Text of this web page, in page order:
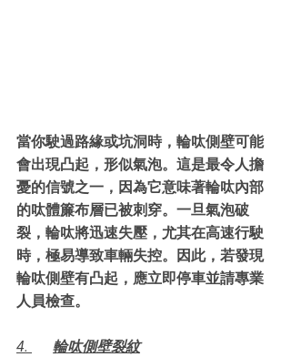
當你駛過路緣或坑洞時，輪呔側壁可能
會出現凸起，形似氣泡。這是最令人擔
憂的信號之一，因為它意味著輪呔內部
的呔體簾布層已被刺穿。一旦氣泡破
裂，輪呔將迅速失壓，尤其在高速行駛
時，極易導致車輛失控。因此，若發現
輪呔側壁有凸起，應立即停車並請專業
人員檢查。
4. 	輪呔側壁裂紋